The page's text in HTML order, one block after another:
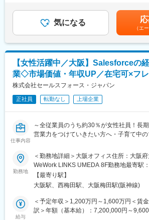
プロジェクト進捗の報告／社内外関係者
ティング
※担当案件によっては顧客先への訪問も発
スクワーク4割程度）
＼こんな方におすすめ／
・営業経験を活かしてキャリアの幅を広げ
・企画や運営に携わる仕事へ挑戦したい方
・人と関わりながら仕事を進めることが好
変更の範囲：会社の定める業務
バイダーであるだけでなく、北米、ラテ
パ、日本およびアジア太平洋地域のCRM
関西エリアの中堅～大手企業を担当し、企
長に向けたソリューション提案を行います
なく、CRMやAIを活用した業務変革・DX
ティング型の営業です。
■業務詳細：
担当企業に対する営業戦略・アカウント
新規顧客の獲得、および既存顧客へのア
案
CEO・役員クラスを含む経営層への提案活
CRM「Salesforce」やAIエージェント「
ソリューション設計・提案
複数部門・複数ステークホルダーが関与す
マーケティング、インサイドセールス、パ
顧客の中長期的な成長・DX推進に向けた
払います。 コミッション支払額に上限は
までも目安の金額であり、選考を通じて
す。月給(月額)は固定手当を含めた表記で
気になる
（エ
【女性活躍中／大阪】Salesforceの
業◇市場価値・年収UP／在宅可×フ
株式会社セールスフォース・ジャパン
正社員 転勤なし 上場企業
仕事内容
～全従業員のうち約30％が女性社員！長
営業力をつけていきたい方へ・子育て中
●時短勤務制度・育児休暇復職率約95％・
度あり
●2026年版「働きがいのある会社」女性ラ
位選出！
◎世界が注目する「SaaS」領域のリーデ
15万社が導入するクラウド型CRM「
勤務地
＜勤務地詳細＞大阪オフィス住所：大阪
WeWork LINKS UMEDA 8F勤務地最寄駅
対策：屋内全面禁煙変更の範囲：会社の定
【最寄り駅】
大阪駅、西梅田駅、大阪梅田駅(阪神線)
給与
＜予定年収＞1,200万円～1,600万円＜賃
訳＞年額（基本給）：7,200,000円～